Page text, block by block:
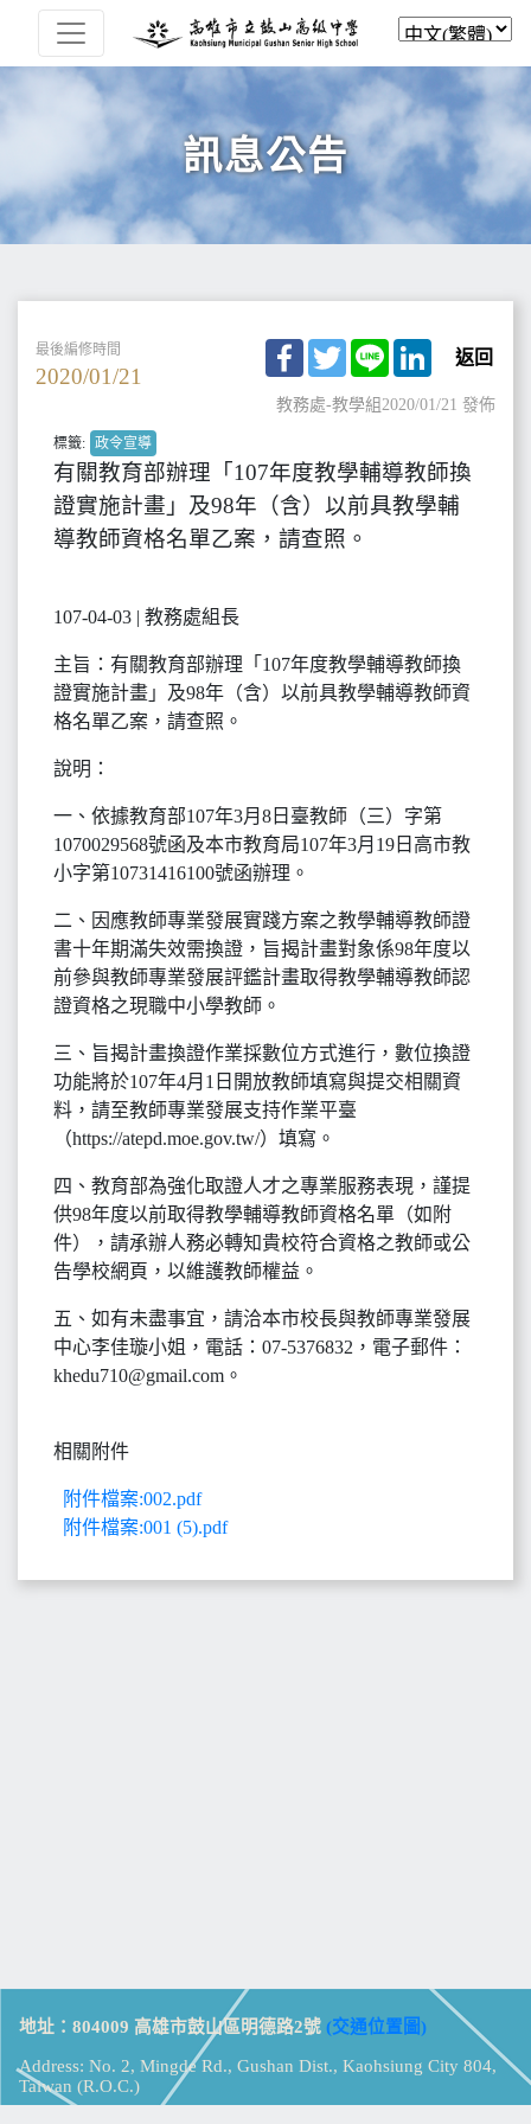
訊息公告
最後編修時間
2020/01/21
Facebook
TwitterLine LinkedIn
返回
教務處-教學組2020/01/21 發佈
標籤: 政令宣導
有關教育部辦理「107年度教學輔導教師換
證實施計畫」及98年（含）以前具教學輔
導教師資格名單乙案，請查照。
107-04-03 | 教務處組長
主旨：有關教育部辦理「107年度教學輔導教師換
證實施計畫」及98年（含）以前具教學輔導教師資
格名單乙案，請查照。
說明：
一、依據教育部107年3月8日臺教師（三）字第
1070029568號函及本市教育局107年3月19日高市教
小字第10731416100號函辦理。
二、因應教師專業發展實踐方案之教學輔導教師證
書十年期滿失效需換證，旨揭計畫對象係98年度以
前參與教師專業發展評鑑計畫取得教學輔導教師認
證資格之現職中小學教師。
三、旨揭計畫換證作業採數位方式進行，數位換證
功能將於107年4月1日開放教師填寫與提交相關資
料，請至教師專業發展支持作業平臺
（https://atepd.moe.gov.tw/）填寫。
四、教育部為強化取證人才之專業服務表現，謹提
供98年度以前取得教學輔導教師資格名單（如附
件），請承辦人務必轉知貴校符合資格之教師或公
告學校網頁，以維護教師權益。
五、如有未盡事宜，請洽本市校長與教師專業發展
中心李佳璇小姐，電話：07-5376832，電子郵件：
khedu710@gmail.com。
相關附件
附件檔案:002.pdf
附件檔案:001 (5).pdf
地址：804009 高雄市鼓山區明德路2號 (交通位置圖)
Address: No. 2, Mingde Rd., Gushan Dist., Kaohsiung City 804,
Taiwan (R.O.C.)